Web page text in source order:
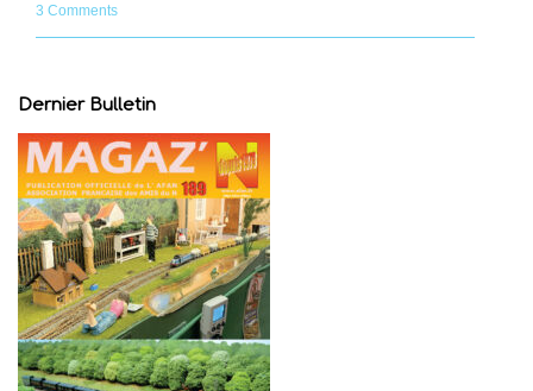
3 Comments
Dernier Bulletin